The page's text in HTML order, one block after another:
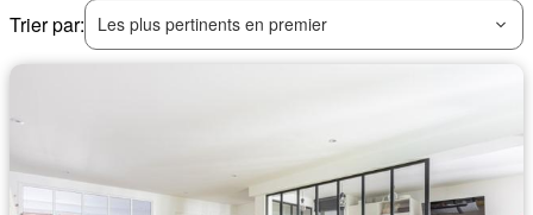
Trier par:
Les plus pertinents en premier